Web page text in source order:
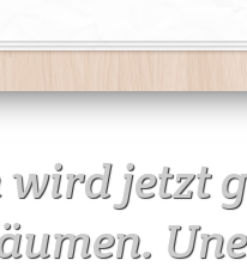
wird jetzt